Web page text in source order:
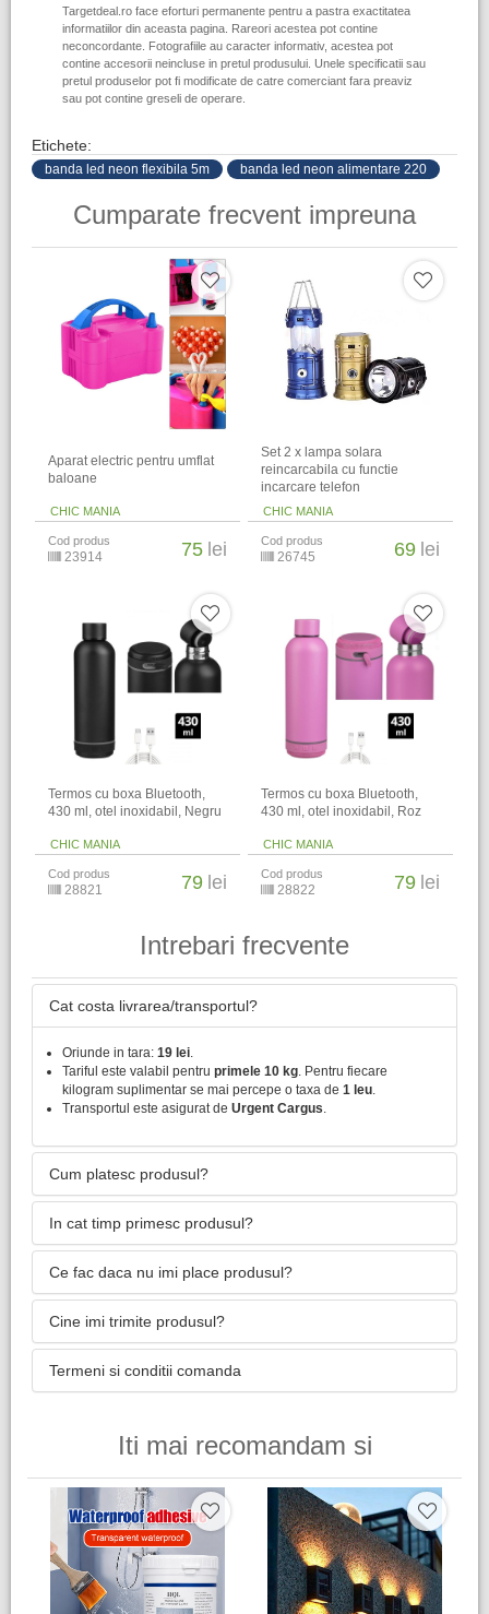
Targetdeal.ro face eforturi permanente pentru a pastra exactitatea
informatiilor din aceasta pagina. Rareori acestea pot contine
neconcordante. Fotografiile au caracter informativ, acestea pot
contine accesorii neincluse in pretul produsului. Unele specificatii sau
pretul produselor pot fi modificate de catre comerciant fara preaviz
sau pot contine greseli de operare.
Etichete:
banda led neon flexibila 5m banda led neon alimentare 220
Cumparate frecvent impreuna
Aparat electric pentru umflat
baloane
CHIC MANIA
Cod produs
23914 75 lei
Set 2 x lampa solara
reincarcabila cu functie
incarcare telefon
CHIC MANIA
Cod produs
26745 69 lei
Termos cu boxa Bluetooth,
430 ml, otel inoxidabil, Negru
CHIC MANIA
Cod produs
28821 79 lei
Termos cu boxa Bluetooth,
430 ml, otel inoxidabil, Roz
CHIC MANIA
Cod produs
28822 79 lei
Intrebari frecvente
Cat costa livrarea/transportul?
Oriunde in tara: 19 lei
Tariful este valabil pentru primele 10 kg . Pentru fiecare
kilogram suplimentar se mai percepe o taxa de 1 leu
Transportul este asigurat de Urgent Cargus
Cum platesc produsul?
In cat timp primesc produsul?
Ce fac daca nu imi place produsul?
Cine imi trimite produsul?
Termeni si conditii comanda
Iti mai recomandam si